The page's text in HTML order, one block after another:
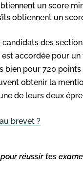
un score
obtiennent un
des
accordée pour
pour 720
obtenir la
de leurs deux
brevet ?
réussir tes